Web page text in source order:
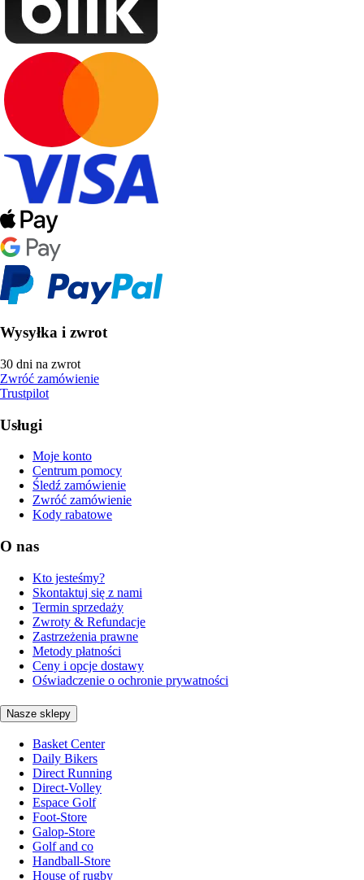
Wysyłka i zwrot
30 dni na zwrot
Zwróć zamówienie
Trustpilot
Usługi
Moje konto
Centrum pomocy
Śledź zamówienie
Zwróć zamówienie
Kody rabatowe
O nas
Kto jesteśmy?
Skontaktuj się z nami
Termin sprzedaży
Zwroty & Refundacje
Zastrzeżenia prawne
Metody płatności
Ceny i opcje dostawy
Oświadczenie o ochronie prywatności
Nasze sklepy
Basket Center
Daily Bikers
Direct Running
Direct-Volley
Espace Golf
Foot-Store
Galop-Store
Golf and co
Handball-Store
House of rugby